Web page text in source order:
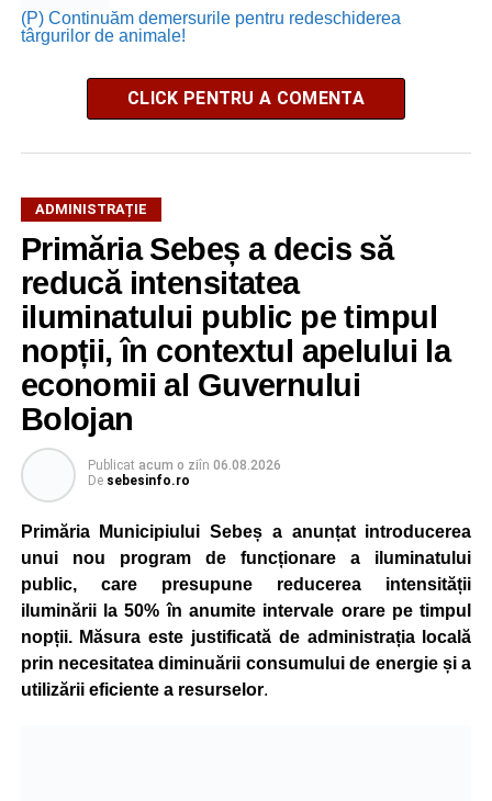
(P) Continuăm demersurile pentru redeschiderea
târgurilor de animale!
CLICK PENTRU A COMENTA
ADMINISTRAȚIE
Primăria Sebeș a decis să
reducă intensitatea
iluminatului public pe timpul
nopții, în contextul apelului la
economii al Guvernului
Bolojan
Publicat acum o ziîn 06.08.2026
De sebesinfo.ro
Primăria Municipiului Sebeș a anunțat introducerea
unui nou program de funcționare a iluminatului
public, care presupune reducerea intensității
iluminării la 50% în anumite intervale orare pe timpul
nopții. Măsura este justificată de administrația locală
prin necesitatea diminuării consumului de energie și a
utilizării eficiente a resurselor.